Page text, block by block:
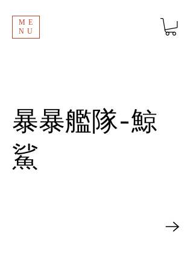
ME
NU
暴暴艦隊-鯨
鯊